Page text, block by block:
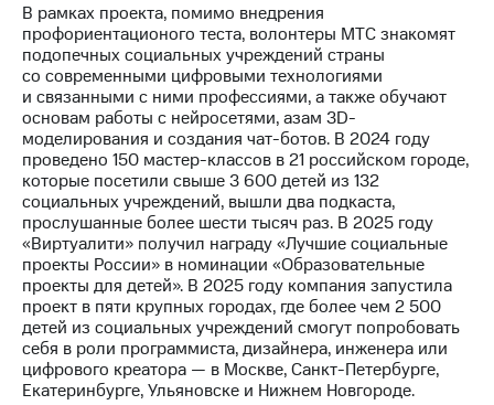
В рамках проекта, помимо внедрения
профориентационого теста, волонтеры МТС знакомят
подопечных социальных учреждений страны
со современными цифровыми технологиями
и связанными с ними профессиями, а также обучают
основам работы с нейросетями, азам 3D-
моделирования и создания чат-ботов. В 2024 году
проведено 150 мастер-классов в 21 российском городе,
которые посетили свыше 3 600 детей из 132
социальных учреждений, вышли два подкаста,
прослушанные более шести тысяч раз. В 2025 году
«Виртуалити» получил награду «Лучшие социальные
проекты России» в номинации «Образовательные
проекты для детей». В 2025 году компания запустила
проект в пяти крупных городах, где более чем 2 500
детей из социальных учреждений смогут попробовать
себя в роли программиста, дизайнера, инженера или
цифрового креатора — в Москве, Санкт-Петербурге,
Екатеринбурге, Ульяновске и Нижнем Новгороде.